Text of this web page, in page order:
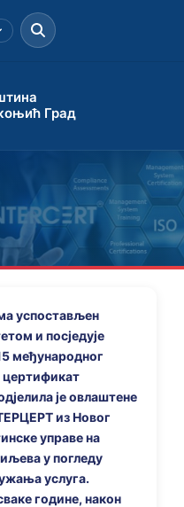
Град
успостављен
и посједује
међународног
цертификат
је овлаштене
из Новог
управе на
у погледу
услуга.
године, након